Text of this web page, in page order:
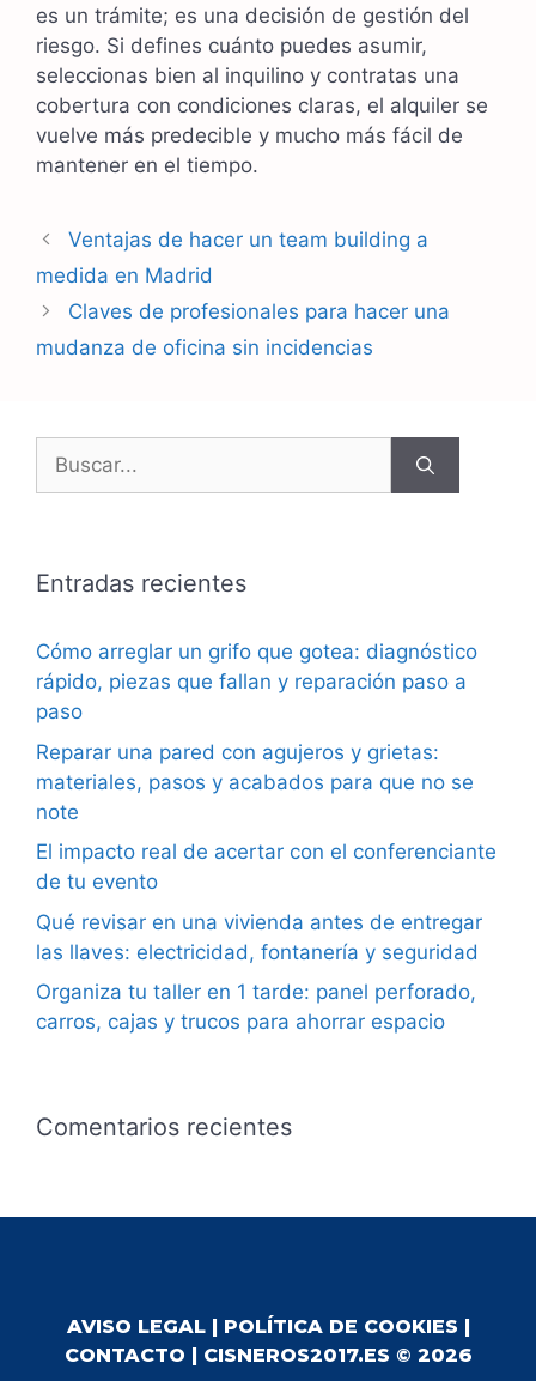
es un trámite; es una decisión de gestión del
riesgo. Si defines cuánto puedes asumir,
seleccionas bien al inquilino y contratas una
cobertura con condiciones claras, el alquiler se
vuelve más predecible y mucho más fácil de
mantener en el tiempo.
Navegación
de
Ventajas de hacer un team building a
medida en Madrid
Claves de profesionales para hacer una
mudanza de oficina sin incidencias
Buscar:
Entradas recientes
Cómo arreglar un grifo que gotea: diagnóstico
rápido, piezas que fallan y reparación paso a
paso
Reparar una pared con agujeros y grietas:
materiales, pasos y acabados para que no se
note
El impacto real de acertar con el conferenciante
de tu evento
Qué revisar en una vivienda antes de entregar
las llaves: electricidad, fontanería y seguridad
Organiza tu taller en 1 tarde: panel perforado,
carros, cajas y trucos para ahorrar espacio
Comentarios recientes
AVISO LEGAL| POLÍTICA DE COOKIES
CONTACTO | CISNEROS2017.ES © 2026